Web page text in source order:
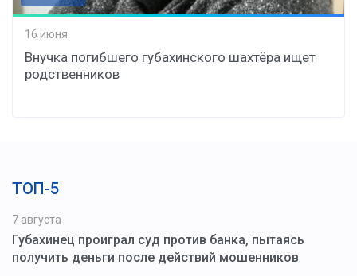
16 июня
Внучка погибшего губахинского шахтёра ищет
родственников
ТОП-5
7 августа
Губахинец проиграл суд против банка, пытаясь
получить деньги после действий мошенников